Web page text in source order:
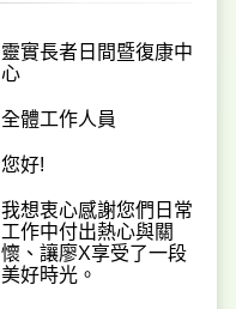
靈實長者日間暨復康中
心
全體工作人員
您好!
我想衷心感謝您們日常
工作中付出熱心與關
懷、讓廖X享受了一段
美好時光。